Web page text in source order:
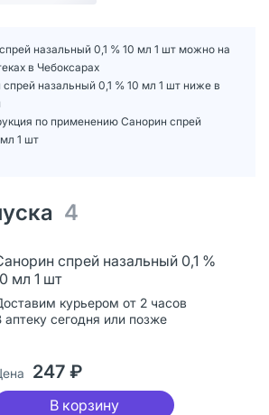
назальный 0,1 % 10 мл 1 шт можно на
в Чебоксарах
назальный 0,1 % 10 мл 1 шт ниже в
по применению Санорин спрей
1 шт
4
спрей назальный 0,1 %
мл 1 шт
курьером от 2 часов
аптеку сегодня или позже
247 ₽
В корзину